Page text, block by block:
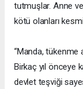
tutmuşlar. Anne ve
kötü olanları
“Manda, tükenme
Birkaç yıl önceye
devlet teşviği